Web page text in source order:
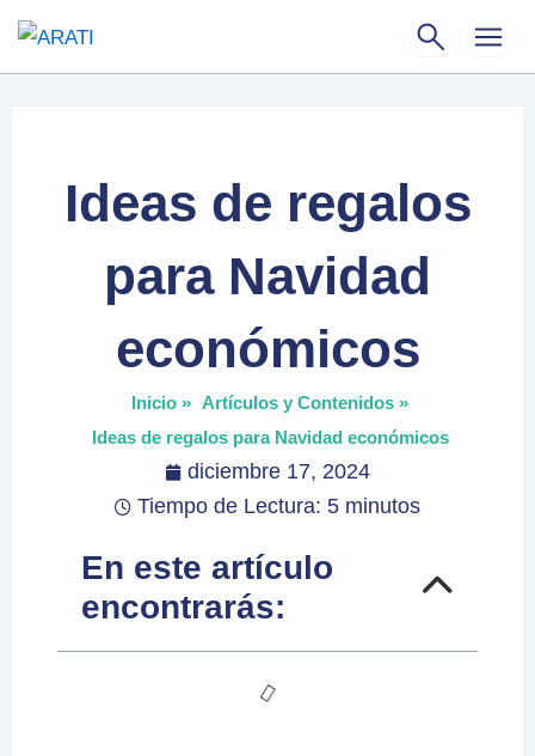
Ideas de regalos
para Navidad
económicos
Inicio » Artículos y Contenidos »
Ideas de regalos para Navidad económicos
diciembre 17, 2024
Tiempo de Lectura: 5 minutos
En este artículo
encontrarás: